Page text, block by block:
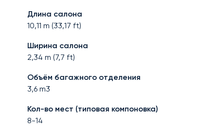
Длина салона
10,11 m (33,17 ft)
Ширина салона
2,34 m (7,7 ft)
Объём багажного отделения
3,6 m3
Кол-во мест (типовая компоновка)
8-14